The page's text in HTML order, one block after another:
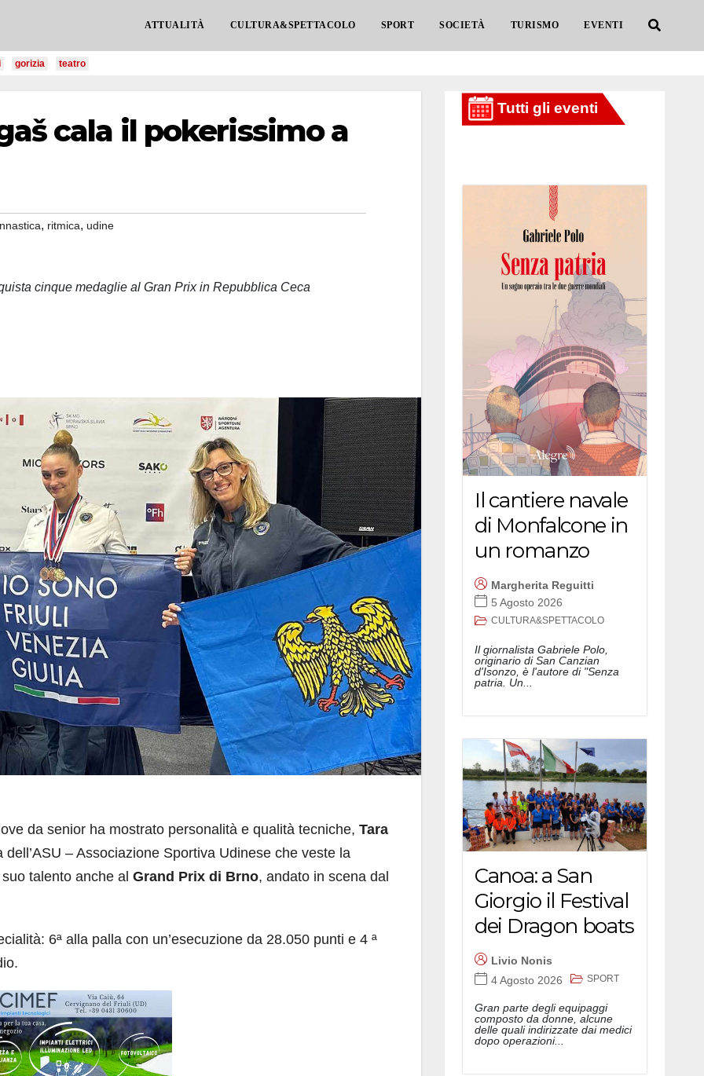
ATTUALITÀ CULTURA&SPETTACOLO SPORT SOCIETÀ TURISMO EVENTI
gorizia teatro
cala il pokerissimo a
, ritmica, udine
cinque medaglie al Gran Prix in Repubblica Ceca
da senior ha mostrato personalità e qualità tecniche, Tara
– Associazione Sportiva Udinese che veste la
talento anche al Grand Prix di Brno, andato in scena dal
6ª alla palla con un’esecuzione da 28.050 punti e 4 ª
Il cantiere navale
di Monfalcone in
un romanzo
Margherita Reguitti
5 Agosto 2026
CULTURA&SPETTACOLO
Il giornalista Gabriele Polo,
originario di San Canzian
d'Isonzo, è l'autore di "Senza
patria. Un...
Canoa: a San
Giorgio il Festival
dei Dragon boats
Livio Nonis
4 Agosto 2026
SPORT
Gran parte degli equipaggi
composto da donne, alcune
delle quali indirizzate dai medici
dopo operazioni...